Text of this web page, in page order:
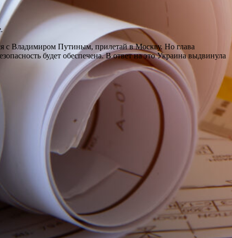
с Владимиром Путиным, прилетай в Москву. Но глава
будет обеспечена. В ответ на это Украина выдвинула